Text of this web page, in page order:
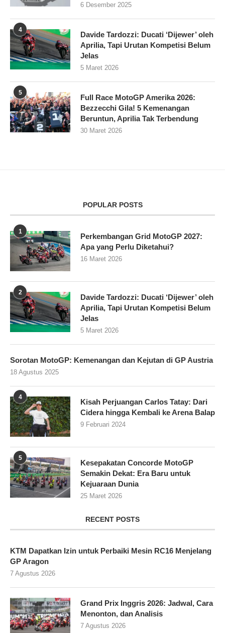
6 Desember 2025
4
Davide Tardozzi: Ducati ‘Dijewer’ oleh
Aprilia, Tapi Urutan Kompetisi Belum
Jelas
5 Maret 2026
5
Full Race MotoGP Amerika 2026:
Bezzecchi Gila! 5 Kemenangan
Beruntun, Aprilia Tak Terbendung
30 Maret 2026
POPULAR POSTS
1
Perkembangan Grid MotoGP 2027:
Apa yang Perlu Diketahui?
16 Maret 2026
2
Davide Tardozzi: Ducati ‘Dijewer’ oleh
Aprilia, Tapi Urutan Kompetisi Belum
Jelas
5 Maret 2026
Sorotan MotoGP: Kemenangan dan Kejutan di GP Austria
18 Agustus 2025
4
Kisah Perjuangan Carlos Tatay: Dari
Cidera hingga Kembali ke Arena Balap
9 Februari 2024
5
Kesepakatan Concorde MotoGP
Semakin Dekat: Era Baru untuk
Kejuaraan Dunia
25 Maret 2026
RECENT POSTS
KTM Dapatkan Izin untuk Perbaiki Mesin RC16 Menjelang
GP Aragon
7 Agustus 2026
Grand Prix Inggris 2026: Jadwal, Cara
Menonton, dan Analisis
7 Agustus 2026